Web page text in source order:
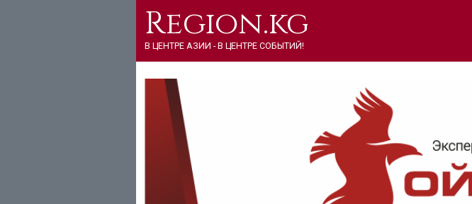
Region.kg
В ЦЕНТРЕ АЗИИ - В ЦЕНТРЕ СОБЫТИЙ!